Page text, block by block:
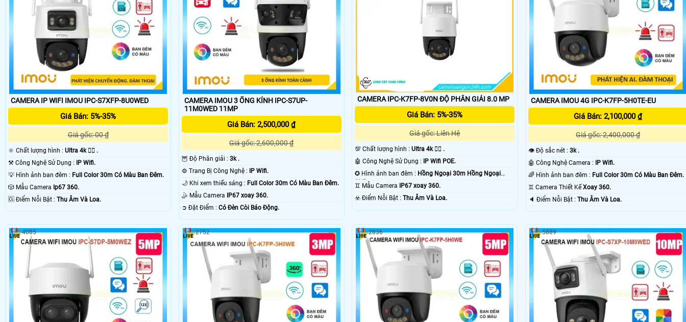
CAMERA IP WIFI IMOU IPC-S7XFP-8U0WED
Giá Bán: 5%-35%
Giá gốc: 00 ₫
🔆 Chất lượng hình : Ultra 4k 👍🏾 .
⚒ Công Nghệ Sử Dụng :
IP Wifi.
💡 Hình ảnh ban đêm : Full Color 30m Có Màu Ban Ðêm.
🎲 Mẫu Camera Ip67 360.
️🆑 Điểm Nỗi Bật : Thu Âm Và Loa.
CAMERA IMOU 3 ỐNG KÍNH IPC-S7UP-
11M0WED 11MP
Giá Bán: 2,500,000 ₫
Giá gốc: 2,600,000 ₫
🦉 Độ Phân giải : 3k .
⚙ Trang Bị Công Nghệ :
IP Wifi.
🌙 Khi xem thiếu sáng : Full Color 30m Có Màu Ban Ðêm.
🤹 Mẫu Camera
IP67 xoay 360.
️➲ Đặt Điểm : Có Ðèn Còi Báo Động.
CAMERA IPC-K7FP-8V0N ĐỘ PHÂN GIẢI 8.0 MP
Giá Bán: 5%-35%
Giá gốc: Liên Hệ
💯 Chất lượng hình :Ultra 4k 👍🏾 .
🤖️ Công Nghệ Sử Dụng : IP Wifi POE.
✪ Hình ảnh ban đêm : Hồng Ngoại 30m Hồng Ngoại
SMD.♊ Mẫu Camera IP67 xoay 360.
️☣️ Điểm Nỗi Bật :Thu Âm Và Loa.
CAMERA IMOU 4G IPC-K7FP-5H0TE-EU
Giá Bán: 2,100,000 ₫
Giá gốc: 2,400,000 ₫
👁 Độ sắc nét : 3k .
🤖️ Công Nghệ Camera :
IP Wifi.
🌈 Hình ảnh ban đêm : Full Color 30m Có Màu Ban Ðêm.
♊ Camera Thiết Kế Xoay 360.
️🔈 Điểm Nỗi Bật : Thu Âm Và Loa.
4085 2752 2836 5889